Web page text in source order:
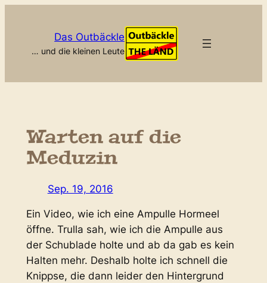
Das Outbäckle
… und die kleinen Leute
Warten auf die
Meduzin
Sep. 19, 2016
Ein Video, wie ich eine Ampulle Hormeel
öffne. Trulla sah, wie ich die Ampulle aus
der Schublade holte und ab da gab es kein
Halten mehr. Deshalb holte ich schnell die
Knippse, die dann leider den Hintergrund